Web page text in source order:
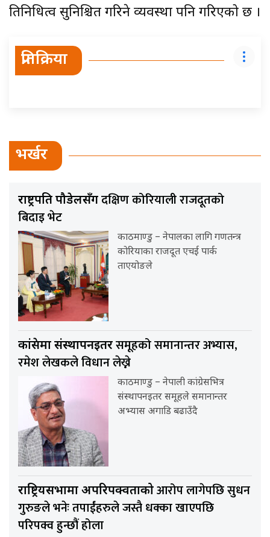
प्रतिनिधित्व सुनिश्चित गरिने व्यवस्था पनि गरिएको छ ।
प्रतिक्रिया
भर्खर
राष्ट्रपति पौडेलसँगदक्षिण कोरियाली राजदूतको
बिदाइ भेट
काठमाण्डु – नेपालका लागि गणतन्त्र
कोरियाका राजदूत एचई पार्क
ताएयोङले
कांग्रेसमा संस्थापनइतरसमूहको समानान्तर अभ्यास,
रमेश लेखकले विधान लेख्ने
काठमाण्डु – नेपाली कांग्रेसभित्र
संस्थापनइतर समूहले समानान्तर
अभ्यास अगाडि बढाउँदै
राष्ट्रियसभामा अपरिपक्वताकोआरोप लागेपछि सुधन
गुरुङले भनेः तपाईंहरुले जस्तै धक्का खाएपछि
परिपक्व हुन्छौं होला